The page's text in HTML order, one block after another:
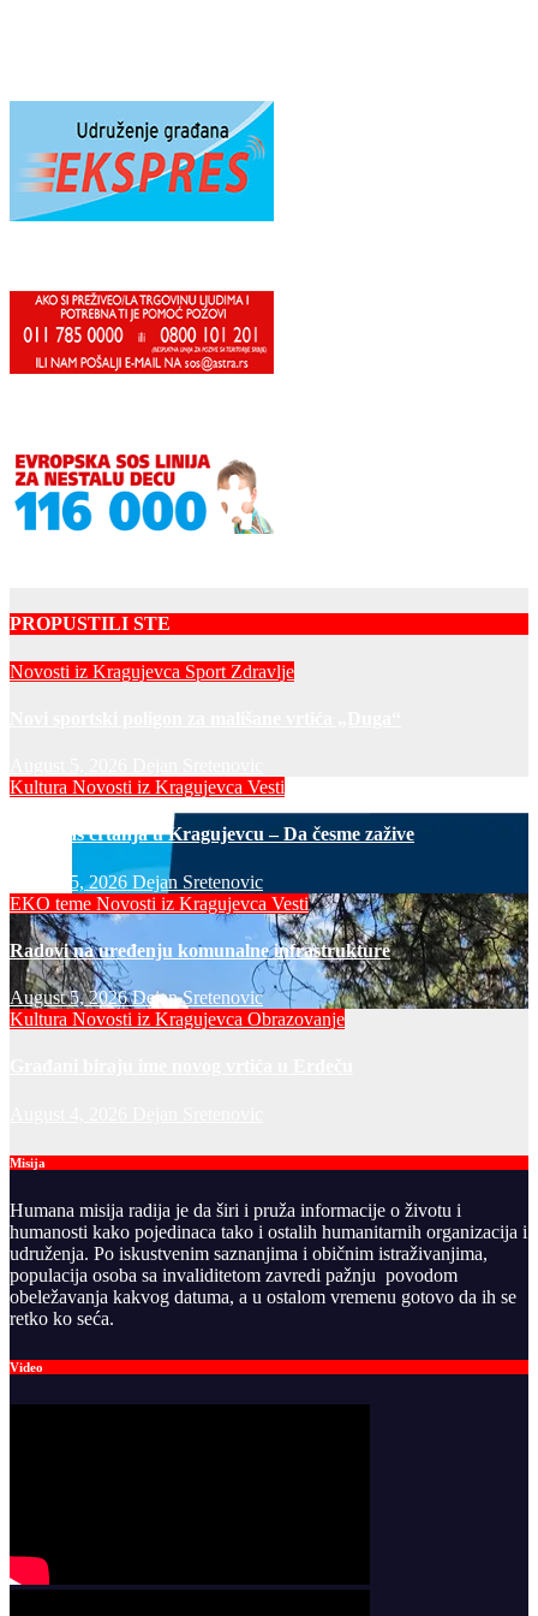
PROPUSTILI STE
Novosti iz Kragujevca Sport Zdravlje
Kultura Novosti iz Kragujevca Vesti
Javni čas crtanja u Kragujevcu – Da česme zažive
August 5, 2026 Dejan Sretenovic
EKO teme Novosti iz Kragujevca Vesti
Radovi na uređenju komunalne infrastrukture
August 5, 2026Dejan Sretenovic
Kultura Novosti iz Kragujevca Obrazovanje
Misija
Humana misija radija je da širi i pruža informacije o životu i
humanosti kako pojedinaca tako i ostalih humanitarnih organizacija i
udruženja. Po iskustvenim saznanjima i običnim istraživanjima,
populacija osoba sa invaliditetom zavredi pažnju povodom
obeležavanja kakvog datuma, a u ostalom vremenu gotovo da ih se
retko ko seća.
Video